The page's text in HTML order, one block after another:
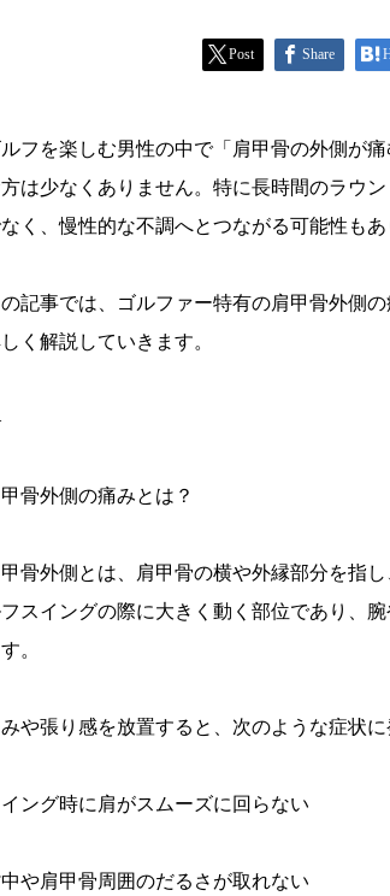
Post Share
フを楽しむ男性の中で「肩甲骨の外側が
は少なくありません。特に長時間のラウ
く、慢性的な不調へとつながる可能性もあ
記事では、ゴルファー特有の肩甲骨外側
く解説していきます。
骨外側の痛みとは？
骨外側とは、肩甲骨の横や外縁部分を指
スイングの際に大きく動く部位であり、
。
や張り感を放置すると、次のような症状に
ング時に肩がスムーズに回らない
や肩甲骨周囲のだるさが取れない